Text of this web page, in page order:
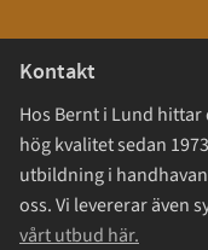
Kontakt
Hos Bernt i Lund
hög kvalitet sedan
utbildning i
oss. Vi levererar även
vårt utbud här.